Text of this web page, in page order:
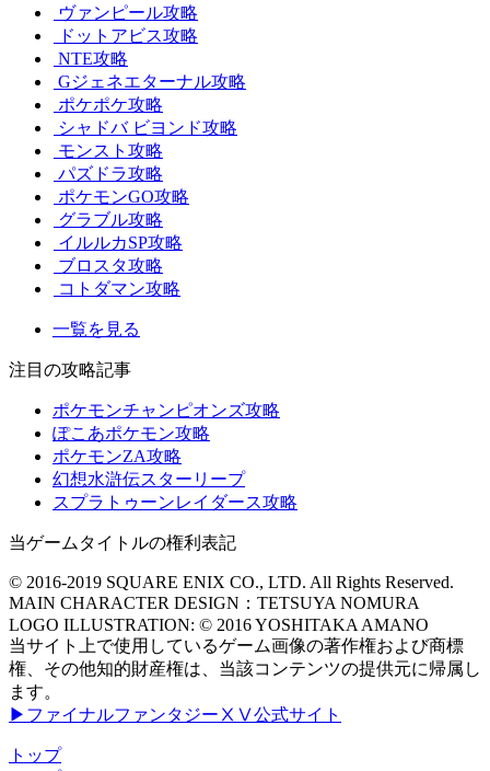
ヴァンピール攻略
ドットアビス攻略
NTE攻略
Gジェネエターナル攻略
ポケポケ攻略
シャドバ ビヨンド攻略
モンスト攻略
パズドラ攻略
ポケモンGO攻略
グラブル攻略
イルルカSP攻略
ブロスタ攻略
コトダマン攻略
一覧を見る
注目の攻略記事
ポケモンチャンピオンズ攻略
ぽこあポケモン攻略
ポケモンZA攻略
幻想水滸伝スターリープ
スプラトゥーンレイダース攻略
当ゲームタイトルの権利表記
© 2016-2019 SQUARE ENIX CO., LTD. All Rights Reserved.
MAIN CHARACTER DESIGN：TETSUYA NOMURA
LOGO ILLUSTRATION: © 2016 YOSHITAKA AMANO
当サイト上で使用しているゲーム画像の著作権および商標
権、その他知的財産権は、当該コンテンツの提供元に帰属し
ます。
▶ファイナルファンタジーⅩⅤ公式サイト
トップ